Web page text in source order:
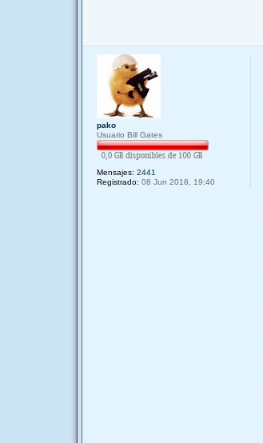
pako
Usuario Bill Gates
Mensajes: 2441
Registrado: 08 Jun 2018, 19:40